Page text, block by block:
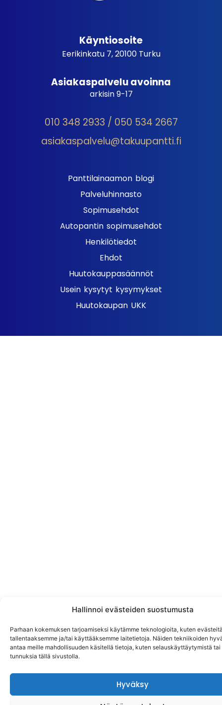
Hallinnoi evästeiden suostumusta
Parhaan kokemuksen tarjoamiseksi käytämme teknologioita, kuten
tallentaaksemme ja/tai käyttääksemme laitetietoja. Näiden tekniikoiden
antaa meille mahdollisuuden käsitellä tietoja, kuten selauskäyttäytymistä
tunnuksia tällä sivustolla.
Hyväksy
Käyntiosoite
Eerikinkatu 7, 20100 Turku
Asiakaspalvelu avoinna
arkisin 9-17
010 348 2933 / 050 534 2667
asiakaspalvelu@takuupantti.fi
Panttilainaamon blogi
Palveluhinnasto
Sopimusehdot
Autopantin sopimusehdot
Henkilötiedot
Ehdot
Huutokauppasäännöt
Usein kysytyt kysymykset
Huutokaupan UKK